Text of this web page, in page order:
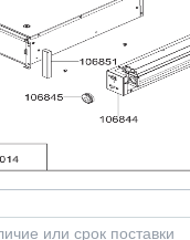
или срок поставки